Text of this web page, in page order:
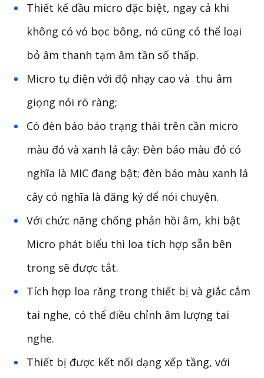
Thiết kế đầu micro đặc biệt, ngay cả khi
không có vỏ bọc bông, nó cũng có thể loại
bỏ âm thanh tạm âm tần số thấp.
Micro tụ điện với độ nhạy cao và thu âm
giọng nói rõ ràng;
Có đèn báo báo trạng thái trên cần micro
màu đỏ và xanh lá cây: Đèn báo màu đỏ có
nghĩa là MIC đang bật; đèn báo màu xanh lá
cây có nghĩa là đăng ký để nói chuyện.
Với chức năng chống phản hồi âm, khi bật
Micro phát biểu thì loa tích hợp sẵn bên
trong sẽ được tắt.
Tích hợp loa răng trong thiết bị và giắc cắm
tai nghe, có thể điều chỉnh âm lượng tai
nghe.
Thiết bị được kết nối dạng xếp tầng, với